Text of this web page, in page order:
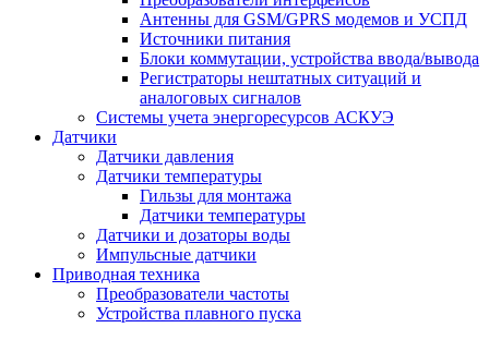
Антенны для GSM/GPRS модемов и УСПД
Источники питания
Блоки коммутации, устройства ввода/вывода
Регистраторы нештатных ситуаций и
аналоговых сигналов
Системы учета энергоресурсов АСКУЭ
Датчики
Датчики давления
Датчики температуры
Гильзы для монтажа
Датчики температуры
Датчики и дозаторы воды
Импульсные датчики
Приводная техника
Преобразователи частоты
Устройства плавного пуска